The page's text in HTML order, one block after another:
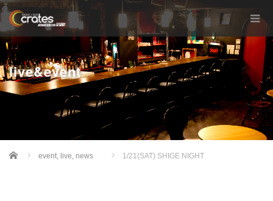
live&event
Home event, live, news 1/21(SAT) SHIGE NIGHT